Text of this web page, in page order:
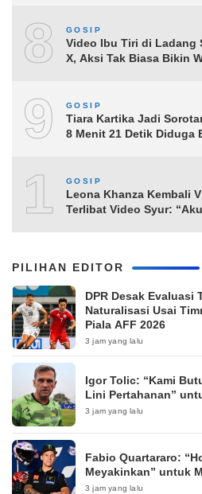
8 GOSIP
Video Ibu Tiri di Ladang
X, Aksi Tak Biasa Bikin
9 GOSIP
Tiara Kartika Jadi
8 Menit 21 Detik Diduga
10
GOSIP
Leona Khanza Kembali
Terlibat Video Syur:
PILIHAN EDITOR
DPR Desak Evaluasi
Naturalisasi Usai
Piala AFF 2026
3 jam yang lalu
Igor Tolic: “Kami
Lini Pertahanan”
3 jam yang lalu
Fabio Quartararo:
Meyakinkan” untuk
3 jam yang lalu